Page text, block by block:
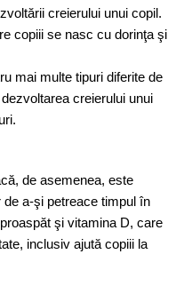
creierului unui copil.
copiii se nasc cu dorinţa şi
mai multe tipuri diferite de
creierului unui
de asemenea, este
a-şi petreace timpul în
şi vitamina D, care
inclusiv ajută copiii la